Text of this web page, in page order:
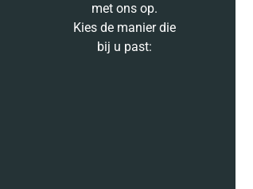
met ons op.
Kies de manier die
bij u past: